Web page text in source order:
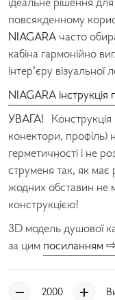
ідеальне рішення
повсякденному
NIAGARA часто
кабіна гармонійно
інтер’єру візуальної
NIAGARA
УВАГА! Конструкція
конектори, профіль)
герметичності і не
струменя так, як має
жодних обставин не
конструкцією!
3D модель душової
за цим посиланням ⇨